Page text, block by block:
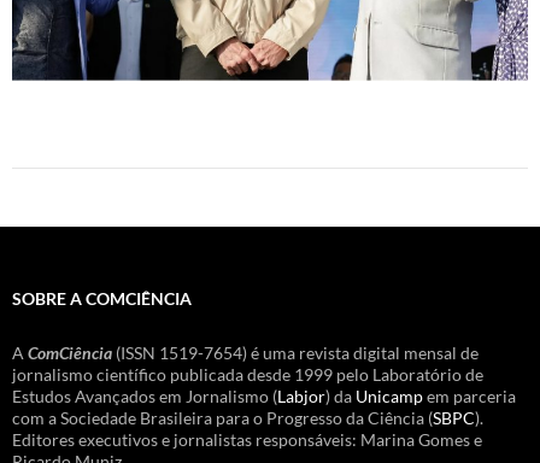
SOBRE A COMCIÊNCIA
A ComCiência (ISSN 1519-7654) é uma revista digital mensal de
jornalismo científico publicada desde 1999 pelo Laboratório de
Estudos Avançados em Jornalismo (Labjor) da Unicampem parceria
com a Sociedade Brasileira para o Progresso da Ciência (SBPC).
Editores executivos e jornalistas responsáveis: Marina Gomes e